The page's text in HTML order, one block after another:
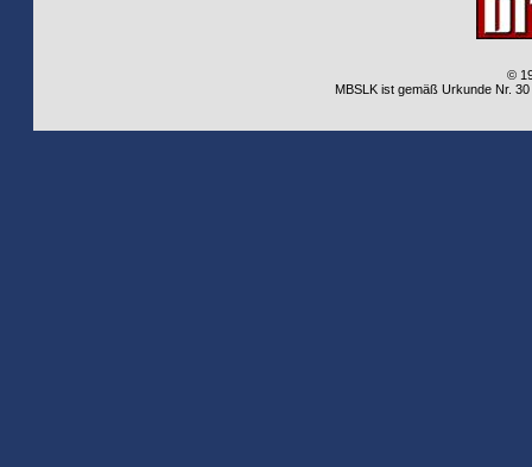
©
MBSLK ist gemäß Urkunde Nr.